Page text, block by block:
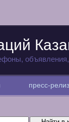
пресс-